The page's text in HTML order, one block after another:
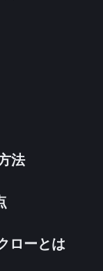
法
ローとは